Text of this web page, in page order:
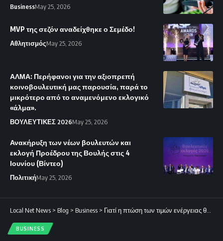
BusinessMay 25, 2026
MVP της σεζόν αναδείχθηκε ο Σεμέδο!
ΑθλητισμόςMay 25, 2026
ΑΛΜΑ: Περήφανοι για την αξιοπρεπή
κοινοβουλευτική μας παρουσία, παρά το
μικρότερο από το αναμενόμενο εκλογικό
«άλμα».
ΒΟΥΛΕΥΤΙΚΕΣ 2026May 25, 2026
Ανακήρυξη των νέων βουλευτών και
εκλογή Προέδρου της Βουλής στις 4
Ιουνίου (Βίντεο)
ΠολιτικήMay 25, 2026
Local Net News > Blog > Business > Γιατί η πτώση των τιμών ενέργειας θα καθυστερήσει
BUSINESS